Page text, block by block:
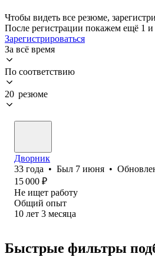
Чтобы видеть все резюме,
После регистрации покажем ещё 1
Зарегистрироваться
За всё время
По соответствию
20 резюме
Дворник
33 года • Был 7 июня •
15 000 ₽
Не ищет работу
Общий опыт
10 лет 3 месяца
Быстрые фильтры